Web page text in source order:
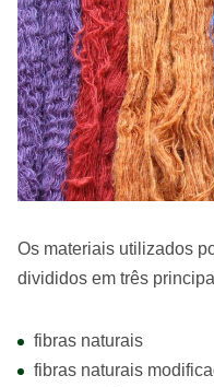
Os materiais utilizados
divididos em três
fibras naturais
fibras naturais